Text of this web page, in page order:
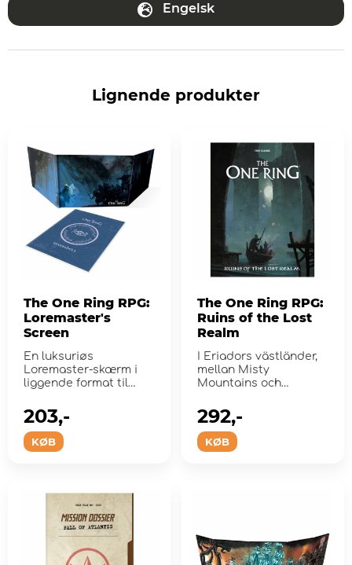
Engelsk
Lignende produkter
The One Ring RPG:
Loremaster's
Screen
En luksuriøs
Loremaster-skærm i
liggende format til
One Ri...
KØB
203,-
The One Ring RPG:
Ruins of the Lost
Realm
I Eriadors västländer,
mellan Misty
Mountains och
hittade h...
KØB
292,-